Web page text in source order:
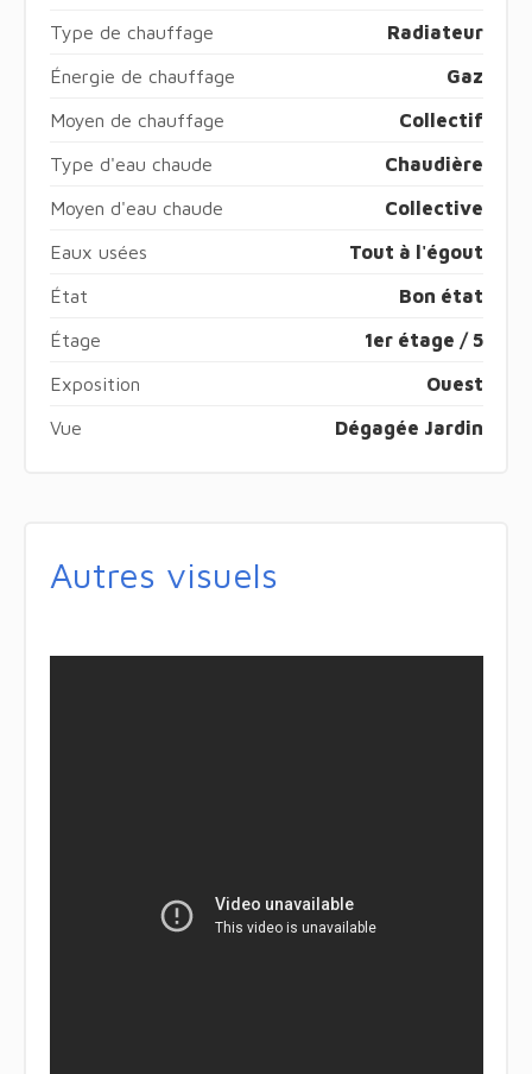
Type de chauffage Radiateur
Énergie de chauffage Gaz
Moyen de chauffage Collectif
Type d'eau chaude Chaudière
Moyen d'eau chaude Collective
Eaux usées Tout à l'égout
État Bon état
Étage 1er étage / 5
Exposition Ouest
Vue Dégagée Jardin
Autres visuels